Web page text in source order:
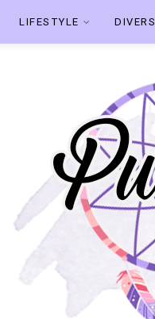
LIFESTYLE DIVERS